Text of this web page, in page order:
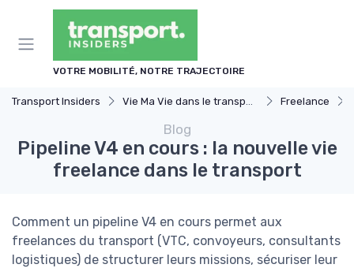
VOTRE MOBILITÉ, NOTRE TRAJECTOIRE
Transport Insiders Vie Ma Vie dans le transport Freelance
Blog
Pipeline V4 en cours : la nouvelle vie
freelance dans le transport
Comment un pipeline V4 en cours permet aux
freelances du transport (VTC, convoyeurs, consultants
logistiques) de structurer leurs missions, sécuriser leur
Panneau de gestion des cookies